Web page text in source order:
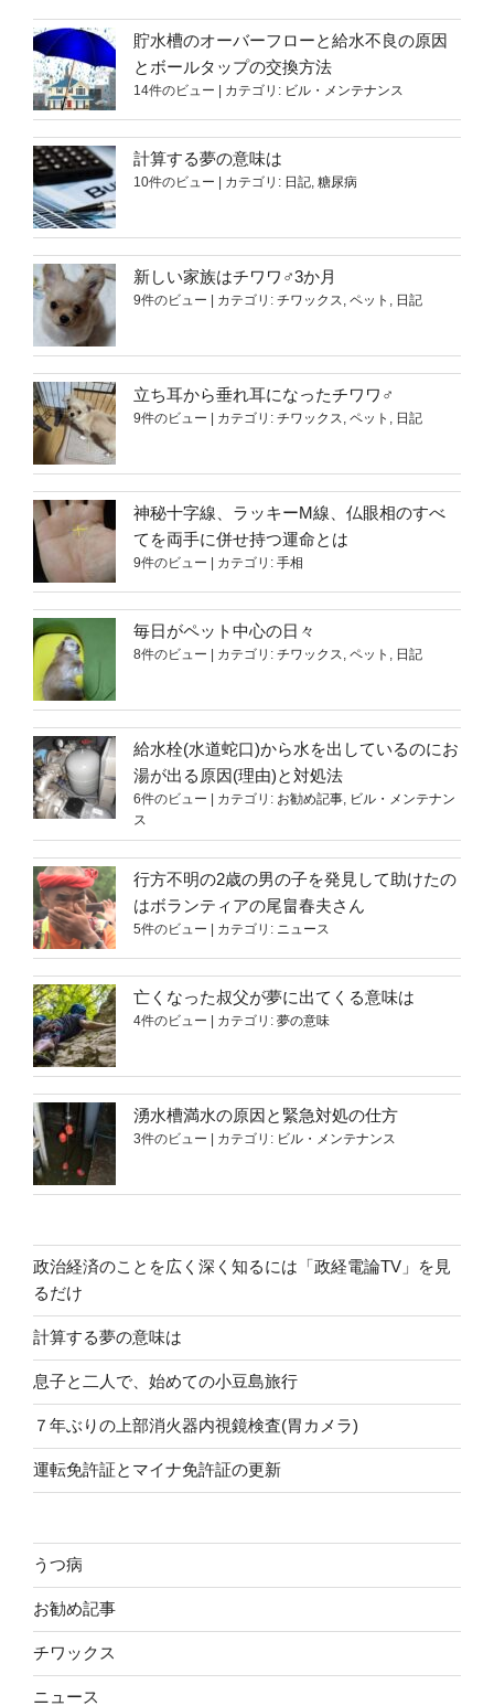
貯水槽のオーバーフローと給水不良の原因
とボールタップの交換方法
14件のビュー カテゴリ: ビル・メンテナンス
計算する夢の意味は
10件のビュー カテゴリ: 日記, 糖尿病
新しい家族はチワワ♂3か月
9件のビュー カテゴリ: チワックス, ペット , 日記
立ち耳から垂れ耳になったチワワ♂
9件のビュー カテゴリ: チワックス, ペット , 日記
神秘十字線、ラッキーM線、仏眼相のすべ
てを両手に併せ持つ運命とは
9件のビュー カテゴリ: 手相
毎日がペット中心の日々
8件のビュー カテゴリ: チワックス, ペット , 日記
給水栓(水道蛇口)から水を出しているのにお
湯が出る原因(理由)と対処法
6件のビュー カテゴリ: お勧め記事, ビル・メンテナン
ス
行方不明の2歳の男の子を発見して助けたの
はボランティアの尾畠春夫さん
5件のビュー カテゴリ: ニュース
亡くなった叔父が夢に出てくる意味は
4件のビュー カテゴリ: 夢の意味
湧水槽満水の原因と緊急対処の仕方
3件のビュー カテゴリ: ビル・メンテナンス
政治経済のことを広く深く知るには「政経電論TV」を見
るだけ
計算する夢の意味は
息子と二人で、始めての小豆島旅行
７年ぶりの上部消火器内視鏡検査(胃カメラ)
運転免許証とマイナ免許証の更新
うつ病
お勧め記事
チワックス
ニュース